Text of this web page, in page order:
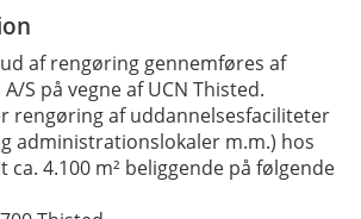
af rengøring gennemføres af
S på vegne af UCN Thisted.
rengøring af uddannelsesfaciliteter
administrationslokaler m.m.) hos
ca. 4.100 m² beliggende på følgende